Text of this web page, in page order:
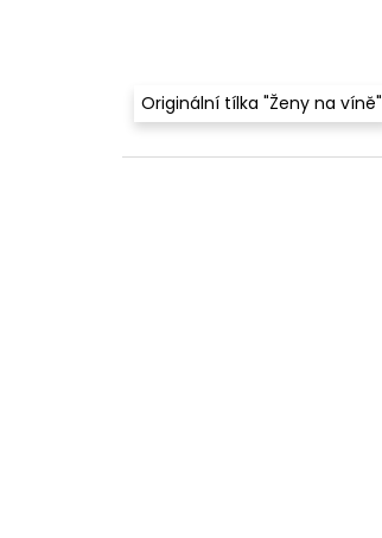
Originální tílka "Ženy na víně"